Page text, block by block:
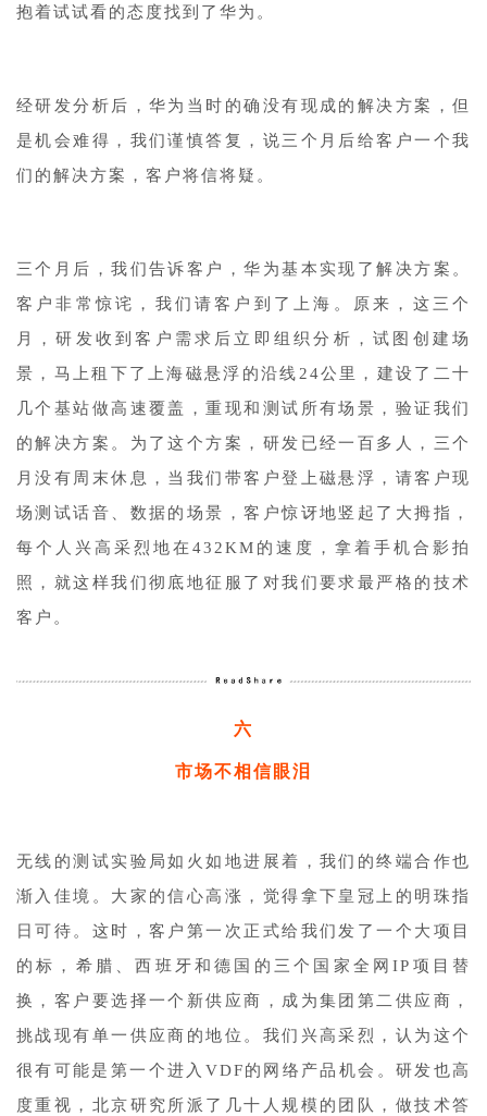
抱着试试看的态度找到了华为。
经研发分析后，华为当时的确没有现成的解决方案，但
是机会难得，我们谨慎答复，说三个月后给客户一个我
们的解决方案，客户将信将疑。
三个月后，我们告诉客户，华为基本实现了解决方案。
客户非常惊诧，我们请客户到了上海。原来，这三个
月，研发收到客户需求后立即组织分析，试图创建场
景，马上租下了上海磁悬浮的沿线24公里，建设了二十
几个基站做高速覆盖，重现和测试所有场景，验证我们
的解决方案。为了这个方案，研发已经一百多人，三个
月没有周末休息，当我们带客户登上磁悬浮，请客户现
场测试话音、数据的场景，客户惊讶地竖起了大拇指，
每个人兴高采烈地在432KM的速度，拿着手机合影拍
照，就这样我们彻底地征服了对我们要求最严格的技术
客户。
六
市场不相信眼泪
无线的测试实验局如火如地进展着，我们的终端合作也
渐入佳境。大家的信心高涨，觉得拿下皇冠上的明珠指
日可待。这时，客户第一次正式给我们发了一个大项目
的标，希腊、西班牙和德国的三个国家全网IP项目替
换，客户要选择一个新供应商，成为集团第二供应商，
挑战现有单一供应商的地位。我们兴高采烈，认为这个
很有可能是第一个进入VDF的网络产品机会。研发也高
度重视，北京研究所派了几十人规模的团队，做技术答